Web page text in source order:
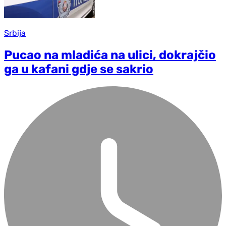
Srbija
Pucao na mladića na ulici, dokrajčio
ga u kafani gd‌je se sakrio